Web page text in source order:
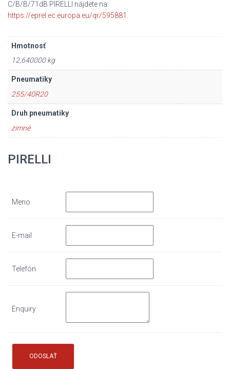
C/B/B/71dB PIRELLI nájdete na:
https://eprel.ec.europa.eu/qr/595881
Hmotnosť
12,640000 kg
Pneumatiky
255/40R20
Druh pneumatiky
zimné
PIRELLI
Meno
E-mail
Telefón
Enquiry